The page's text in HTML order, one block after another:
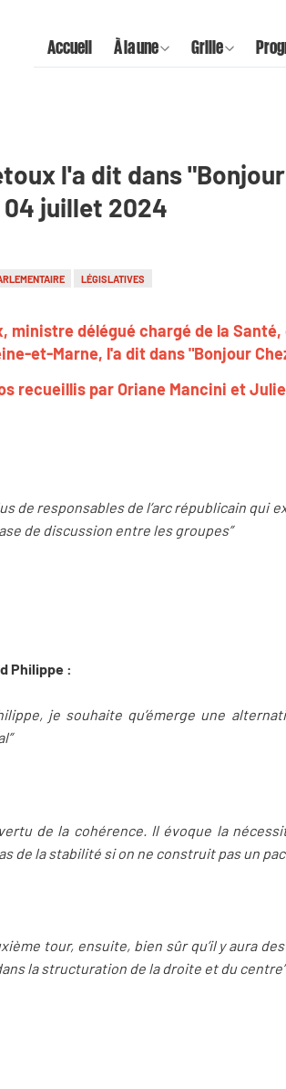
Accueil À la une Grille
l'a dit dans
juillet 2024
LÉGISLATIVES
ministre délégué chargé de la
et-Marne, l'a dit dans "Bonjour
recueillis par Oriane Mancini et
de responsables de l’arc républicain qui
de discussion entre les groupes”
Philippe :
je souhaite qu’émerge une
de la cohérence. Il évoque la
de la stabilité si on ne construit pas un
tour, ensuite, bien sûr qu’il y aura
la structuration de la droite et du centre”